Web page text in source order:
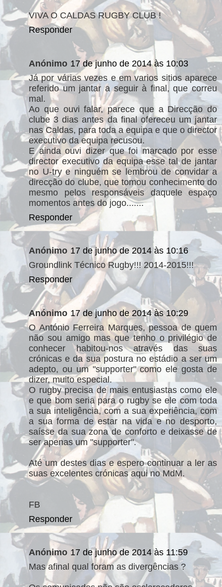
VIVA O CALDAS RUGBY CLUB !
Responder
Anónimo 17 de junho de 2014 às 10:03
Já por várias vezes e em varios sitios aparece
referido um jantar a seguir à final, que correu
mal.
Ao que ouvi falar, parece que a Direcção do
clube 3 dias antes da final ofereceu um jantar
nas Caldas, para toda a equipa e que o director
executivo da equipa recusou.
E ainda ouvi dizer que foi marcado por esse
director executivo da equipa esse tal de jantar
no U-try e ninguém se lembrou de convidar a
direcção do clube, que tomou conhecimento do
mesmo pelos responsáveis daquele espaço
momentos antes do jogo.......
Responder
Anónimo 17 de junho de 2014 às 10:16
Groundlink Técnico Rugby!!! 2014-2015!!!
Responder
Anónimo 17 de junho de 2014 às 10:29
O António Ferreira Marques, pessoa de quem
não sou amigo mas que tenho o privilégio de
conhecer habitou-nos através das suas
crónicas e da sua postura no estádio a ser um
adepto, ou um "supporter" como ele gosta de
dizer, muito especial.
O rugby precisa de mais entusiastas como ele
e que bom seria para o rugby se ele com toda
a sua inteligência, com a sua experiência, com
a sua forma de estar na vida e no desporto,
saísse da sua zona de conforto e deixasse de
ser apenas um "supporter".
Até um destes dias e espero continuar a ler as
suas excelentes crónicas aqui no MdM.
FB
Responder
Anónimo 17 de junho de 2014 às 11:59
Mas afinal qual foram as divergências ?